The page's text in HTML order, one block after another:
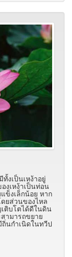
งเป็นเหง้าอยู่
งเหง้าเป็นท่อน
ข็งเล็กน้อย หาก
ยส่วนของไหล
ติบโตได้ดีในดิน
ามารถขยาย
นกำเนิดในทวีป